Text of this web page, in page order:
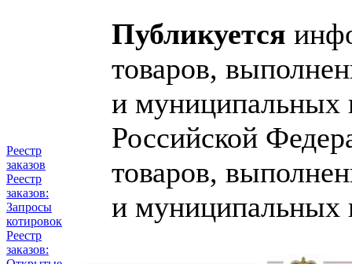
Реестр
заказов
Реестр
заказов:
Запросы
котировок
Реестр
заказов:
Публикуется
товаров,
и муниципальных
Российской
товаров,
и муниципальных